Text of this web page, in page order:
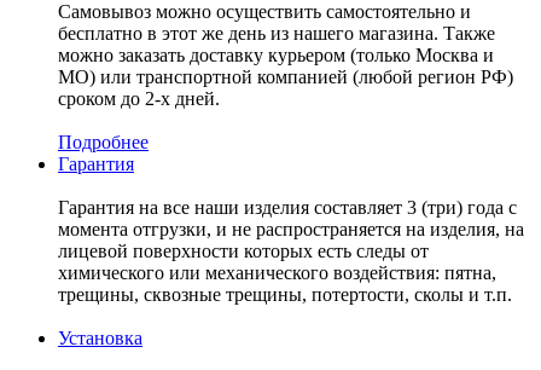
Самовывоз можно осуществить самостоятельно и
бесплатно в этот же день из нашего магазина. Также
можно заказать доставку курьером (только Москва и
МО) или транспортной компанией (любой регион РФ)
сроком до 2-х дней.
Подробнее
Гарантия
Гарантия на все наши изделия составляет 3 (три) года с
момента отгрузки, и не распространяется на изделия, на
лицевой поверхности которых есть следы от
химического или механического воздействия: пятна,
трещины, сквозные трещины, потертости, сколы и т.п.
Установка